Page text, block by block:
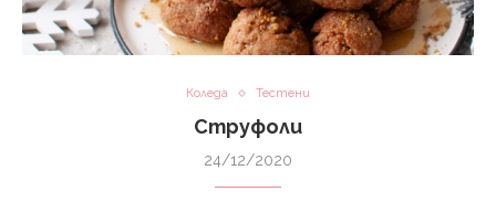
Коледа Тестени
Струфоли
24/12/2020